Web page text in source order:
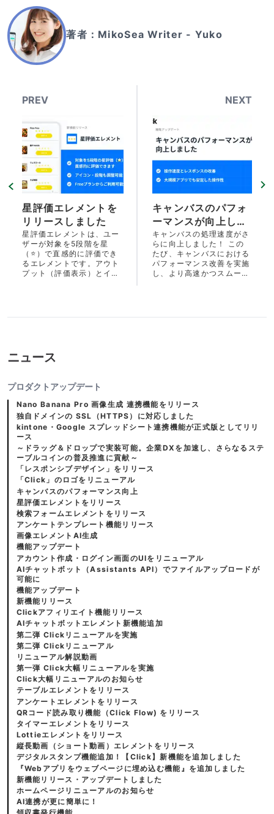
著者： MikoSea Writer - Yuko
PREV
星評価エレメントを
リリースしました
星評価エレメントは、ユー
ザーが対象を5段階を星
（⭐）で直感的に評価でき
るエレメントです。アウト
プット（評価表示）とイン
NEXT
キャンバスのパフォ
ーマンスが向上しま
した
キャンバスの処理速度がさ
らに向上しました！ この
たび、キャンバスにおける
パフォーマンス改善を実施
し、より高速かつスムーズ
ニュース
プロダクトアップデート
Nano Banana Pro 画像生成 連携機能をリリース
独自ドメインの SSL（HTTPS）に対応しました
kintone・Google スプレッドシート連携機能が正式版としてリリ
ース
～ドラッグ＆ドロップで実装可能。企業DXを加速し、さらなるステ
ーブルコインの普及推進に貢献～
「レスポンシブデザイン」をリリース
「Click」のロゴをリニューアル
キャンバスのパフォーマンス向上
星評価エレメントをリリース
検索フォームエレメントをリリース
アンケートテンプレート機能リリース
画像エレメントAI生成
機能アップデート
アカウント作成・ログイン画面のUIをリニューアル
AIチャットボット（Assistants API）でファイルアップロードが
可能に
機能アップデート
新機能リリース
Clickアフィリエイト機能リリース
AIチャットボットエレメント新機能追加
第二弾 Clickリニューアルを実施
第二弾 Clickリニューアル
リニューアル解説動画
第一弾 Click大幅リニューアルを実施
Click大幅リニューアルのお知らせ
テーブルエレメントをリリース
アンケートエレメントをリリース
QRコード読み取り機能（Click Flow) をリリース
タイマーエレメントをリリース
Lottieエレメントをリリース
縦長動画（ショート動画）エレメントをリリース
デジタルスタンプ機能追加！【Click】新機能を追加しました
『Webアプリをウェブページに埋め込む機能』を追加しました
新機能リリース・アップデートしました
ホームページリニューアルのお知らせ
AI連携が更に簡単に！